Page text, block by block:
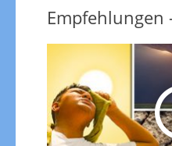
Empfehlungen